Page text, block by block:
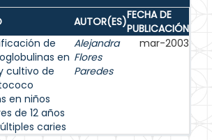
AUTOR(ES)FECHA DE
PUBLICACIÓN
de
en
cultivo de
en niños
de 12 años
caries
Alejandra
Flores
Paredes
mar-2003